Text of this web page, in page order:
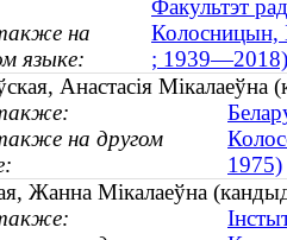
Факультэт
на
языке:
Колосницын,
; 1939—2018)
Анастасія
на другом
1975)
Жанна Мікалаеўна